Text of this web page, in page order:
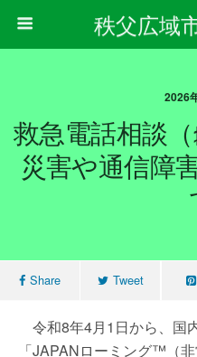
秩父広域
2026
救急電話相談
災害や通信障
Share Tweet
令和8年4月1日から、国
「JAPANローミング™（